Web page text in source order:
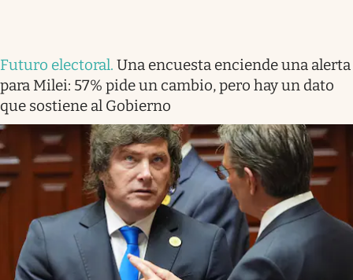
Futuro electoral. Una encuesta enciende una alerta
para Milei: 57% pide un cambio, pero hay un dato
que sostiene al Gobierno